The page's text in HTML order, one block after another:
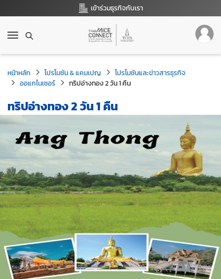
เข้าร่วมธุรกิจกับเรา
T
g
g
l
e
a
v
g
t
i
o
n
หน้าหลัก โปรโมชัน & แคมเปญ
โปรโมชันและข่าวสารธุรกิจ
ออแกไนเซอร์
ทริปอ่างทอง 2 วัน 1 คืน
ทริปอ่างทอง 2 วัน 1 คืน